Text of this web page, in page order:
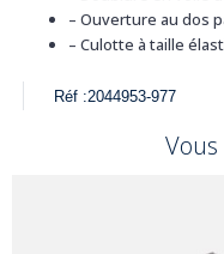
– Ouverture au dos
– Culotte à taille
Réf :2044953-977